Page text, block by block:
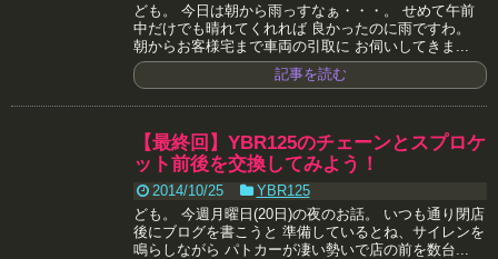
ども。 今日は朝から雨っすなぁ・・・。 せめて午前
中だけでも晴れてくれれば 良かったのに雨ですわ。
朝からお客様宅まで車両の引取に お伺いしてきま...
記事を読む
【最終回】YBR125のチェーンとスプロケ
ット前後を交換してみよう！
2014/10/25
YBR125
ども。 今週月曜日(20日)の夜のお話。 いつも通り閉店
後にブログを書こうと 準備しているとね、サイレンを
鳴らしながら パトカーが凄い勢いで店の前を数台...